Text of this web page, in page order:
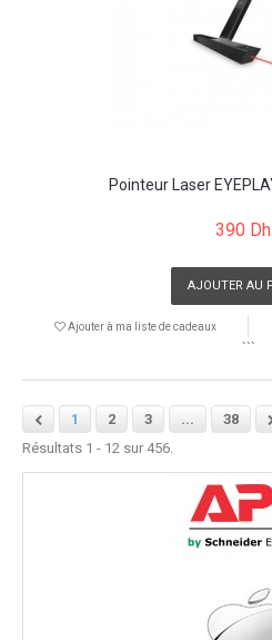
Pointeur Laser
390
AJOUTER AU
Ajouter à ma liste de cadeaux
```
1 2 3 ...
38
Résultats 1 - 12 sur 456.